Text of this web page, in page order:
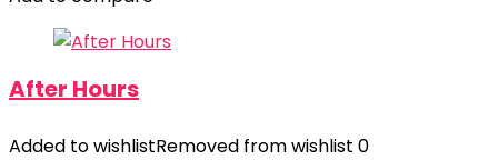
After Hours
Added to wishlistRemoved from wishlist 0